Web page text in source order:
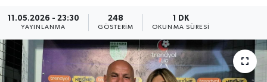
11.05.2026 - 23:30
YAYINLANMA
248
GÖSTERIM
1 DK
OKUNMA SÜRESI